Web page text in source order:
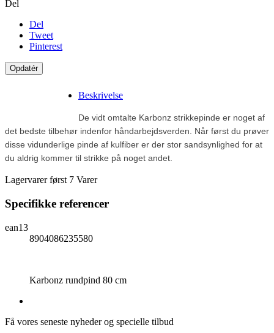
Del
Del
Tweet
Pinterest
Beskrivelse
De vidt omtalte Karbonz strikkepinde er noget af
det bedste tilbehør indenfor håndarbejdsverden. Når først du prøver
disse vidunderlige pinde af kulfiber er der stor sandsynlighed for at
du aldrig kommer til strikke på noget andet.
Lagervarer først 7 Varer
Specifikke referencer
ean13
8904086235580
Karbonz rundpind 80 cm
Få vores seneste nyheder og specielle tilbud